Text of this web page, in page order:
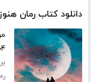
دانلود کتاب رمان